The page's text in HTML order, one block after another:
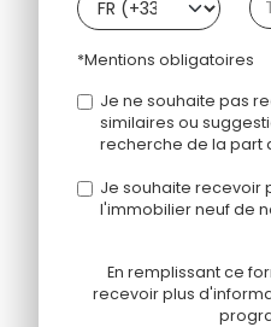
*Mentions obligatoires
Je ne souhaite pas
similaires ou
recherche de la part
Je souhaite recevoir
l'immobilier neuf de
En remplissant ce
recevoir plus